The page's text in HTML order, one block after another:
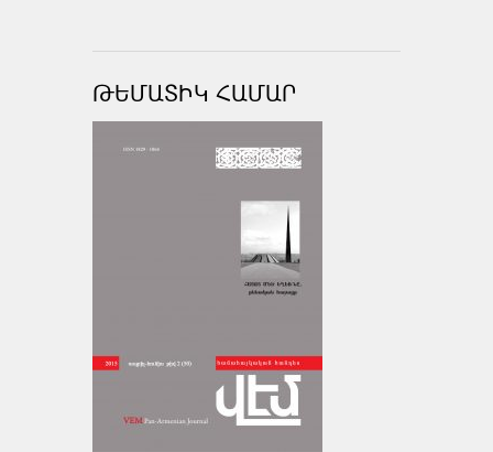
ԹԵՄԱՏԻԿ ՀԱՄԱՐ